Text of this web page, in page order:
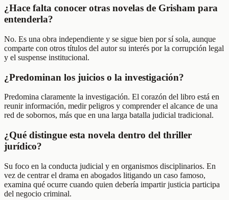
¿Hace falta conocer otras novelas de Grisham para
entenderla?
No. Es una obra independiente y se sigue bien por sí sola, aunque
comparte con otros títulos del autor su interés por la corrupción legal
y el suspense institucional.
¿Predominan los juicios o la investigación?
Predomina claramente la investigación. El corazón del libro está en
reunir información, medir peligros y comprender el alcance de una
red de sobornos, más que en una larga batalla judicial tradicional.
¿Qué distingue esta novela dentro del thriller
jurídico?
Su foco en la conducta judicial y en organismos disciplinarios. En
vez de centrar el drama en abogados litigando un caso famoso,
examina qué ocurre cuando quien debería impartir justicia participa
del negocio criminal.